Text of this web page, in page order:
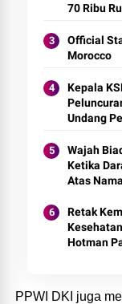
70 Ribu
Official
Morocco
Kepala
Undang
Wajah
Ketika
Atas
Retak
Hotman
PPWI DKI juga